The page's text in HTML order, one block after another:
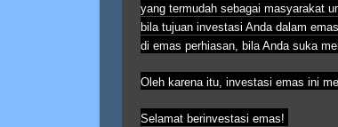
yang termudah sebagai masyarakat
bila tujuan investasi Anda dalam
di emas perhiasan, bila Anda suka
Oleh karena itu, investasi emas ini
Selamat berinvestasi emas!